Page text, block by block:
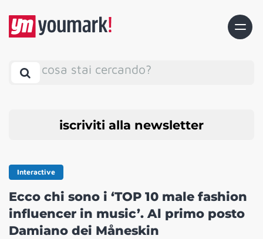
cosa stai cercando?
iscriviti alla newsletter
Interactive
Ecco chi sono i ‘TOP 10 male fashion
influencer in music’. Al primo posto
Damiano dei Måneskin